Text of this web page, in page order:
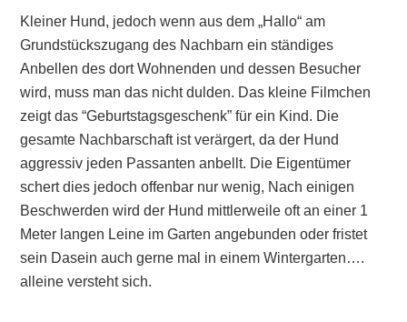
Kleiner Hund, jedoch wenn aus dem „Hallo“ am
Grundstückszugang des Nachbarn ein ständiges
Anbellen des dort Wohnenden und dessen Besucher
wird, muss man das nicht dulden. Das kleine Filmchen
zeigt das “Geburtstagsgeschenk” für ein Kind. Die
gesamte Nachbarschaft ist verärgert, da der Hund
aggressiv jeden Passanten anbellt. Die Eigentümer
schert dies jedoch offenbar nur wenig, Nach einigen
Beschwerden wird der Hund mittlerweile oft an einer 1
Meter langen Leine im Garten angebunden oder fristet
sein Dasein auch gerne mal in einem Wintergarten….
alleine versteht sich.